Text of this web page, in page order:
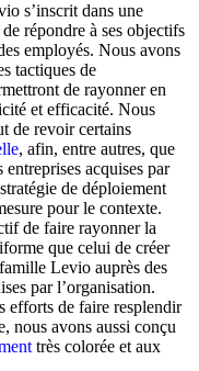
s’inscrit dans une
répondre à ses objectifs
employés. Nous avons
tactiques de
de rayonner en
et efficacité. Nous
de revoir certains
, afin, entre autres, que
acquises par
de déploiement
pour le contexte.
de faire rayonner la
que celui de créer
Levio auprès des
par l’organisation.
efforts de faire resplendir
nous avons aussi conçu
très colorée et aux